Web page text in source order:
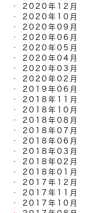
2020年12月
2020年10月
2020年09月
2020年06月
2020年05月
2020年04月
2020年03月
2020年02月
2019年06月
2018年11月
2018年10月
2018年08月
2018年07月
2018年06月
2018年03月
2018年02月
2018年01月
2017年12月
2017年11月
2017年10月